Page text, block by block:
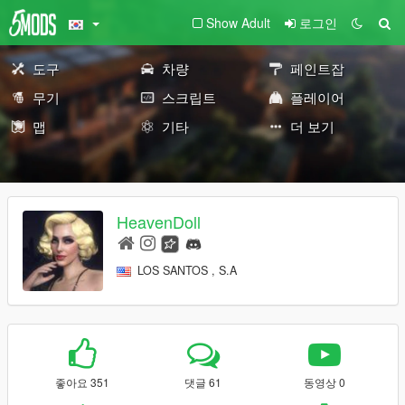
Show Adult 로그인
도구 차량
페인트잡
무기
스크립트
플레이어
맵
기타 더 보기
HeavenDoll
LOS SANTOS , S.A
좋아요 351 댓글 61 동영상 0